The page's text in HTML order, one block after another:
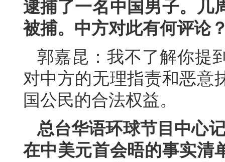
逮捕了一名中国男子。几
被捕。中方对此有何评论
郭嘉昆：我不了解你提
对中方的无理指责和恶意
国公民的合法权益。
总台华语环球节目中心
在中美元首会晤的事实清